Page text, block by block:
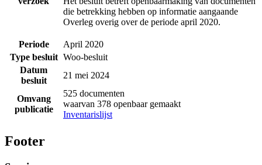
die betrekking hebben op informatie aangaande
Overleg overig over de periode april 2020.
Periode
April 2020
Type besluit Woo-besluit
Datum
besluit
21 mei 2024
Omvang
publicatie
525 documenten
waarvan 378 openbaar gemaakt
Inventarislijst
Footer